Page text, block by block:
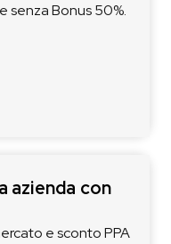
senza Bonus 50%.
azienda con
e sconto PPA